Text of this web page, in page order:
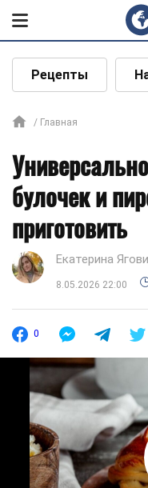
Рецепты
Главная
булочек и
приготовить
Екатерина
8.05.2026 22:00
0